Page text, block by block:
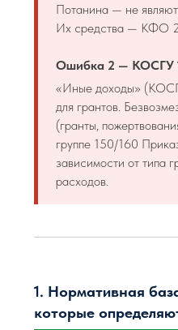
Потанина — не
Их средства — КФО
Ошибка 2 — КОСГУ
«Иные доходы»
для грантов.
(гранты,
группе 150/160
зависимости от типа
расходов.
1. Нормативная
которые